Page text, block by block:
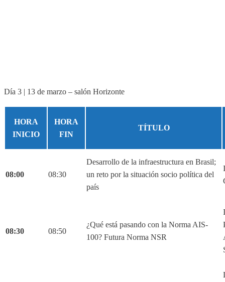
Día 3 | 13 de marzo – salón Horizonte
HORA
INICIO
HORA
FIN
TÍTULO
08:00 08:30
Desarrollo de la infraestructura en Brasil;
un reto por la situación socio política del
país
08:30 08:50
¿Qué está pasando con la Norma AIS-
100? Futura Norma NSR